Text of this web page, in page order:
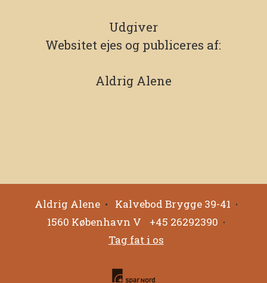
Udgiver
Websitet ejes og publiceres af:
Aldrig Alene
Aldrig Alene
Kalvebod Brygge 39-41
1560 København V
+45 26292390
Tag fat i os